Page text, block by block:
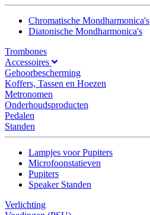
Chromatische Mondharmonica's
Diatonische Mondharmonica's
Trombones
Accessoires
Gehoorbescherming
Koffers, Tassen en Hoezen
Metronomen
Onderhoudsproducten
Pedalen
Standen
Lampjes voor Pupiters
Microfoonstatieven
Pupiters
Speaker Standen
Verlichting